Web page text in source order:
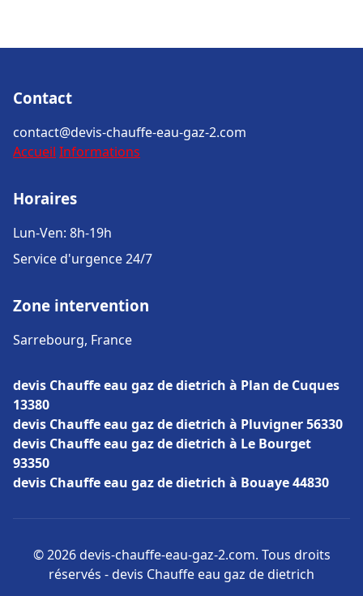
Contact
contact@devis-chauffe-eau-gaz-2.com
Accueil Informations
Horaires
Lun-Ven: 8h-19h
Service d'urgence 24/7
Zone intervention
Sarrebourg, France
devis Chauffe eau gaz de dietrich à Plan de Cuques
13380
devis Chauffe eau gaz de dietrich à Pluvigner 56330
devis Chauffe eau gaz de dietrich à Le Bourget
93350
devis Chauffe eau gaz de dietrich à Bouaye 44830
© 2026 devis-chauffe-eau-gaz-2.com. Tous droits
réservés - devis Chauffe eau gaz de dietrich